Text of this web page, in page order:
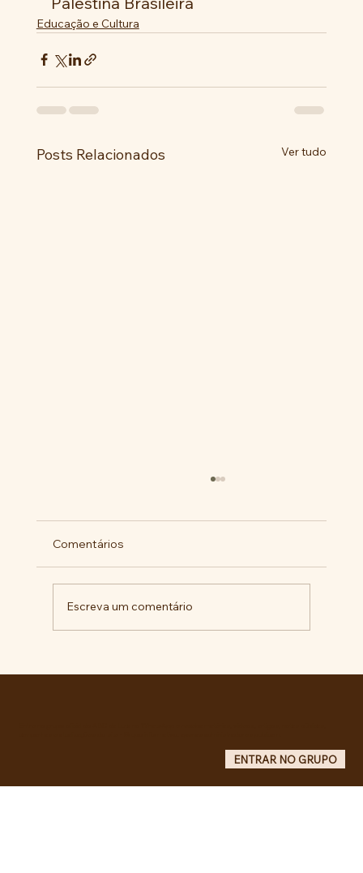
Educação e Cultura
Posts Relacionados Ver tudo
Comentários
Escreva um comentário
ENTRAR NO GRUPO